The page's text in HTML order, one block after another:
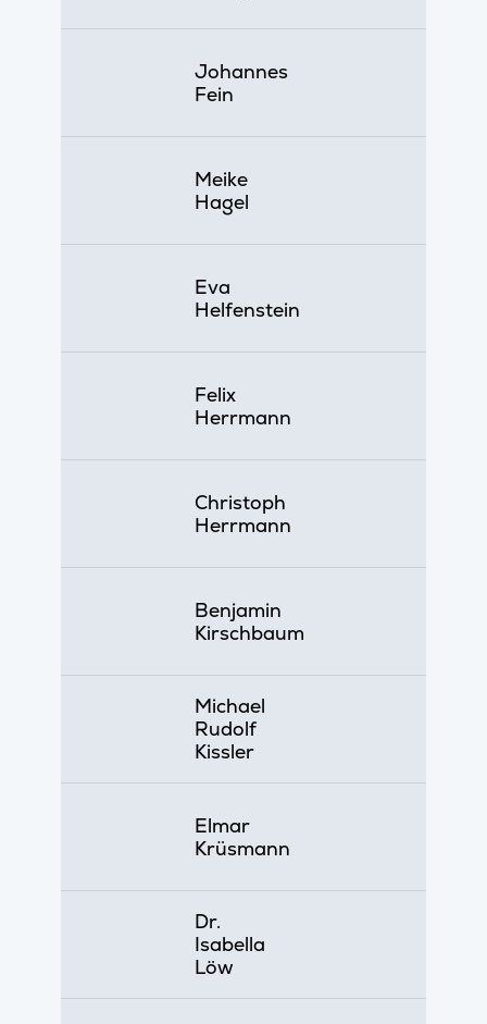
Johannes
Fein
Meike
Hagel
Eva
Helfenstein
Felix
Herrmann
Christoph
Herrmann
Benjamin
Kirschbaum
Michael
Rudolf
Kissler
Elmar
Krüsmann
Dr.
Isabella
Löw